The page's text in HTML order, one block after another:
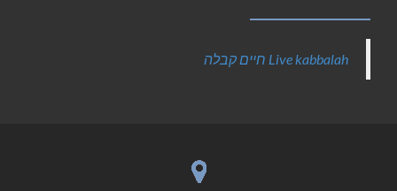
‎Live kabbalah חיים קבלה‎